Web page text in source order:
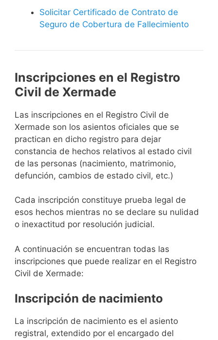
Solicitar Certificado de Contrato de
Seguro de Cobertura de Fallecimiento
Inscripciones en el Registro
Civil de Xermade
Las inscripciones en el Registro Civil de
Xermade son los asientos oficiales que se
practican en dicho registro para dejar
constancia de hechos relativos al estado civil
de las personas (nacimiento, matrimonio,
defunción, cambios de estado civil, etc.)
Cada inscripción constituye prueba legal de
esos hechos mientras no se declare su nulidad
o inexactitud por resolución judicial.
A continuación se encuentran todas las
inscripciones que puede realizar en el Registro
Civil de Xermade:
Inscripción de nacimiento
La inscripción de nacimiento es el asiento
registral, extendido por el encargado del